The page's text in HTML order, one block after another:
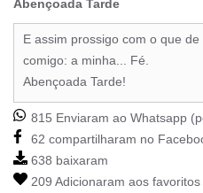
Abençoada Tarde
E assim prossigo com o que
comigo: a minha... Fé.
Abençoada Tarde!
815 Enviaram ao Whatsapp
62 compartilharam no
638 baixaram
209 Adicionaram aos favoritos